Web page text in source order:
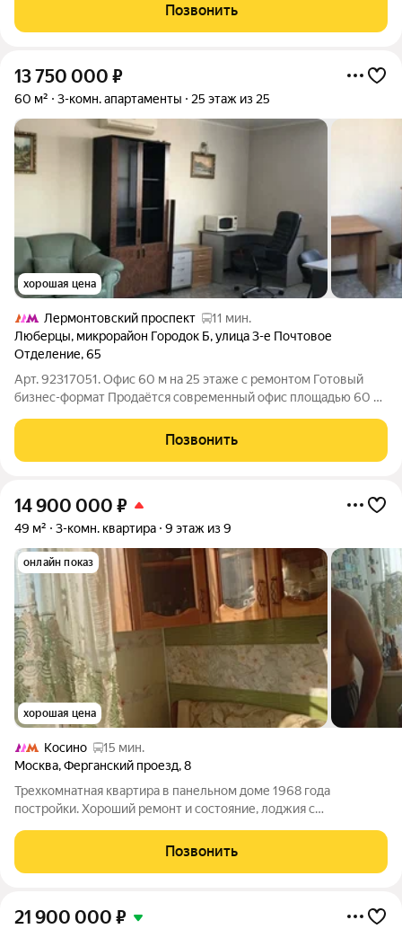
быстрый выход на сделку. Трехкомнатная квартира,
Московская обл., г. Котельники, мкр.
Позвонить
13 750 000 ₽
60 м² 3-комн. апартаменты 25 этаж из 25
хорошая цена
Лермонтовский проспект
11 мин.
Люберцы, микрорайон Городок Б,улица 3-е Почтовое
Отделение,65
Арт. 92317051. Офис 60 м на 25 этаже с ремонтом Готовый
бизнес-формат Продаётся современный офис площадью 60 м
Отделение, 65. Отличный вариант для компании, которая ищет
готовое пространство для
Позвонить
14 900 000 ₽
49 м² 3-комн. квартира 9 этаж из 9
онлайн показ
хорошая цена
Косино
15 мин.
Москва,Ферганский проезд,8
Трехкомнатная квартира в панельном доме 1968 года
постройки. Хороший ремонт и состояние, лоджия с
Позвонить
21 900 000 ₽